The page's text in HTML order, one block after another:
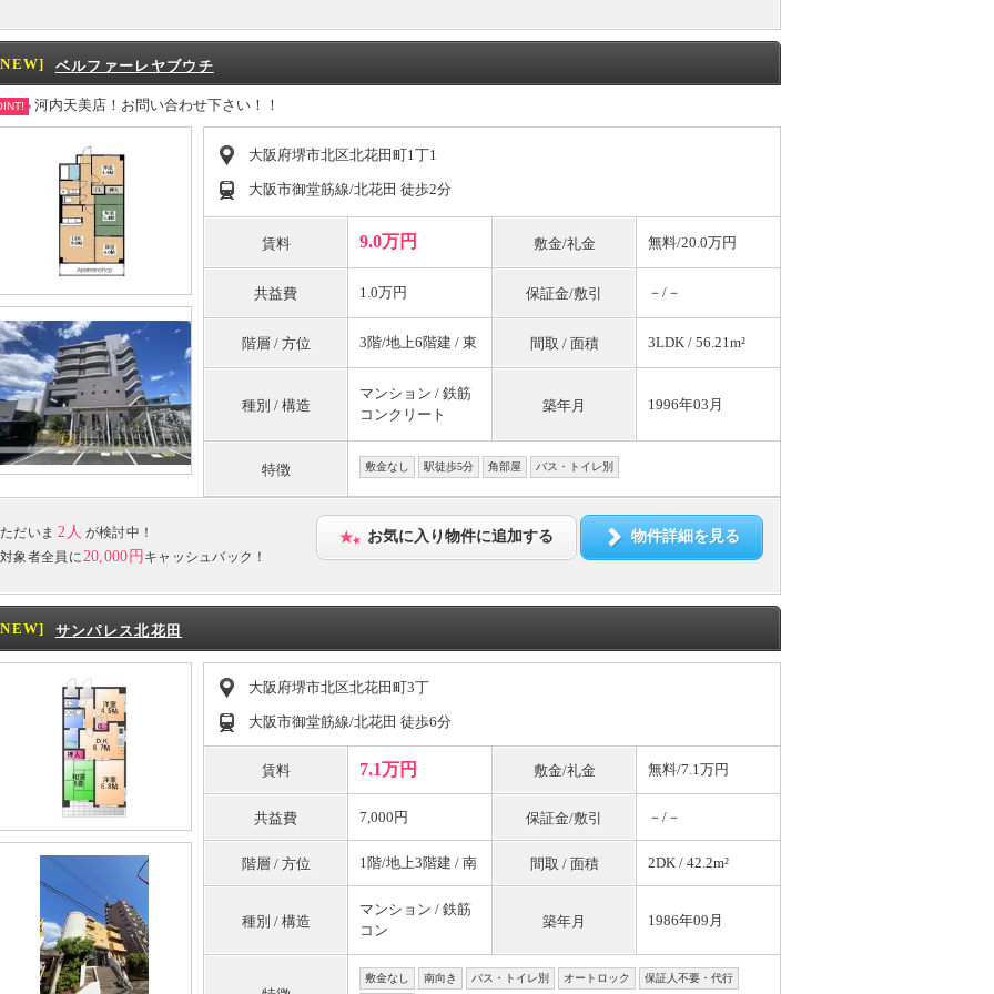
ベルファーレヤブウチ
河内天美店！お問い合わせ下さい！！
大阪府堺市北区北花田町1丁1
大阪市御堂筋線/北花田 徒歩2分
賃料 9.0万円 敷金/礼金 無料/20.0万円
共益費 1.0万円 保証金/敷引 －/－
階層 / 方位 3階/地上6階建 / 東 間取 / 面積 3LDK / 56.21m²
種別 / 構造
マンション / 鉄筋
コンクリート
築年月 1996年03月
特徴 敷金なし 駅徒歩5分 角部屋 バス・トイレ別
ただいま 2人 が検討中！
対象者全員に20,000円 キャッシュバック！
お気に入り物件に追加する 物件詳細を見る
サンパレス北花田
大阪府堺市北区北花田町3丁
大阪市御堂筋線/北花田 徒歩6分
賃料 7.1万円 敷金/礼金 無料/7.1万円
共益費 7,000円 保証金/敷引 －/－
階層 / 方位 1階/地上3階建 / 南 間取 / 面積 2DK / 42.2m²
種別 / 構造
マンション / 鉄筋
コン
築年月 1986年09月
敷金なし 南向き バス・トイレ別 オートロック 保証人不要・代行